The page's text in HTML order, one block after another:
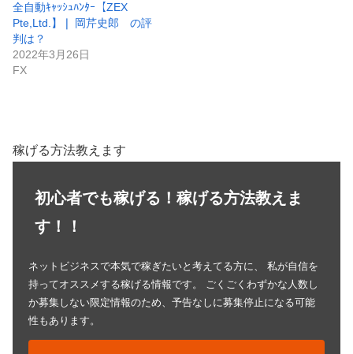
全自動ｷｬｯｼｭﾊﾝﾀｰ【ZEX
Pte,Ltd.】❘ 岡芹史郎 の評
判は？
2022年3月26日
FX
稼げる方法教えます
初心者でも稼げる！稼げる方法教えま
す！！
ネットビジネスで本気で稼ぎたいと考えてる方に、 私が自信を
持ってオススメする稼げる情報です。 ごくごくわずかな人数し
か募集しない限定情報のため、予告なしに募集停止になる可能
性もあります。